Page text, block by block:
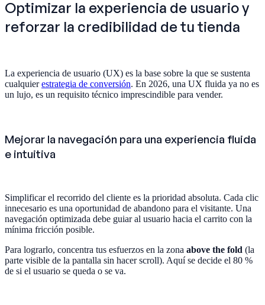
Optimizar la experiencia de usuario y
reforzar la credibilidad de tu tienda
La experiencia de usuario (UX) es la base sobre la que se sustenta
cualquierestrategia de conversión. En 2026, una UX fluida ya no es
un lujo, es un requisito técnico imprescindible para vender.
Mejorar la navegación para una experiencia fluida
e intuitiva
Simplificar el recorrido del cliente es la prioridad absoluta. Cada clic
innecesario es una oportunidad de abandono para el visitante. Una
navegación optimizada debe guiar al usuario hacia el carrito con la
mínima fricción posible.
Para lograrlo, concentra tus esfuerzos en la zona above the fold (la
parte visible de la pantalla sin hacer scroll). Aquí se decide el 80 %
de si el usuario se queda o se va.